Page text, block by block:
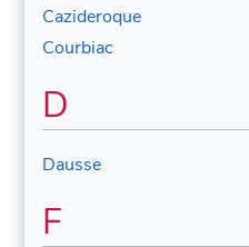
Cazideroque
Courbiac
D
Dausse
F